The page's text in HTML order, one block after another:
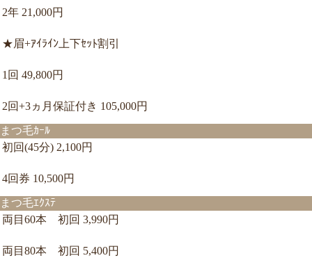
2年 21,000円
★眉+ｱｲﾗｲﾝ上下ｾｯﾄ割引
1回 49,800円
2回+3ヵ月保証付き 105,000円
まつ毛ｶｰﾙ
初回(45分) 2,100円
4回券 10,500円
まつ毛ｴｸｽﾃ
両目60本 初回 3,990円
両目80本 初回 5,400円